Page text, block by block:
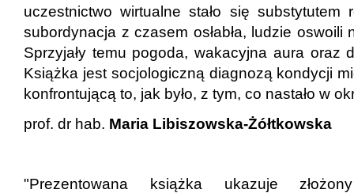
uczestnictwo wirtualne stało się substytutem
subordynacja z czasem osłabła, ludzie oswoili
Sprzyjały temu pogoda, wakacyjna aura oraz
Książka jest socjologiczną diagnozą kondycji
konfrontującą to, jak było, z tym, co nastało w
prof. dr hab. Maria Libiszowska-Żółtkowska
"Prezentowana książka ukazuje